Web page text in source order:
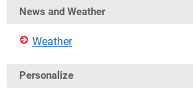
News and Weather
Weather
Personalize